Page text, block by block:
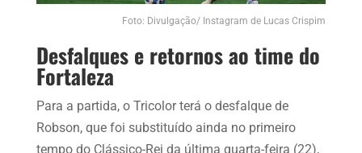
Foto: Divulgação/ Instagram de Lucas Crispim
Desfalques e retornos ao time do
Fortaleza
Para a partida, o Tricolor terá o desfalque de
Robson, que foi substituído ainda no primeiro
tempo do Clássico-Rei da última quarta-feira (22),